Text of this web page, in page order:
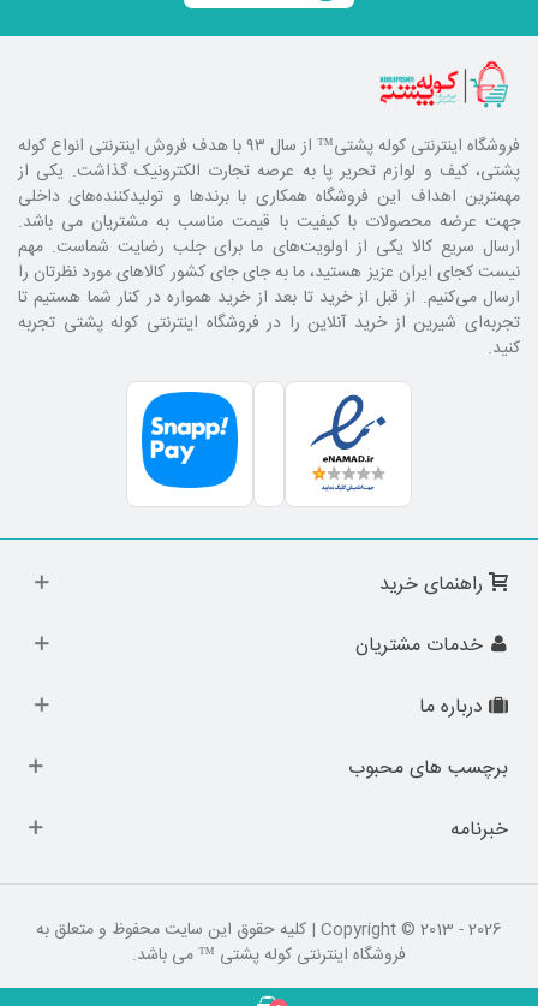
فروشگاه اینترنتی کوله پشتی
™ از سال ۹۳ با هدف فروش اینترنتی انواع کوله
پشتی، کیف و لوازم تحریر پا به عرصه تجارت الکترونیک گذاشت. یکی از
مهمترین اهداف این فروشگاه همکاری با برند‌ها و تولیدکننده‌های داخلی
جهت عرضه محصولات با کیفیت با قیمت مناسب به مشتریان می باشد.
ارسال سریع کالا یکی از اولویت‌های ما برای جلب رضایت شماست. مهم
نیست کجای ایران عزیز هستید، ما به جای جای کشور کالا‌های مورد نظرتان را
ارسال می‌کنیم. از قبل از خرید تا بعد از خرید همواره در کنار شما هستیم تا
تجربه‌ای شیرین از خرید آنلاین را در فروشگاه اینترنتی کوله پشتی تجربه
کنید.
راهنمای خرید
خدمات مشتریان
درباره ما
برچسب های محبوب
خبرنامه
Copyright © 2013 - 2026 | کلیه حقوق این سایت محفوظ و متعلق به
فروشگاه اینترنتی کوله پشتی ™ می باشد.